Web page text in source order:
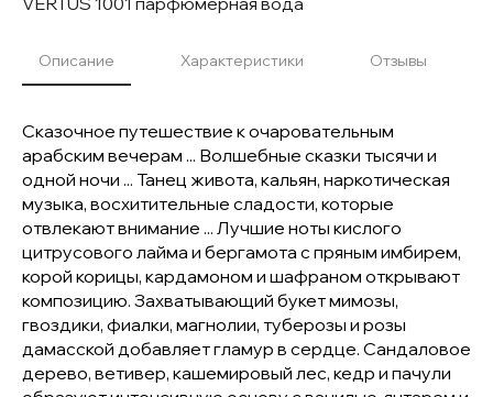
Описание Характеристики Отзывы
Сказочное путешествие к очаровательным
арабским вечерам ... Волшебные сказки тысячи и
одной ночи ... Танец живота, кальян, наркотическая
музыка, восхитительные сладости, которые
отвлекают внимание ... Лучшие ноты кислого
цитрусового лайма и бергамота с пряным имбирем,
корой корицы, кардамоном и шафраном открывают
композицию. Захватывающий букет мимозы,
гвоздики, фиалки, магнолии, туберозы и розы
дамасской добавляет гламур в сердце. Сандаловое
дерево, ветивер, кашемировый лес, кедр и пачули